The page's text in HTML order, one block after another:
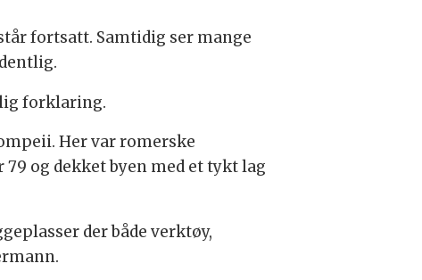
fortsatt. Samtidig ser mange
forklaring.
Her var romerske
og dekket byen med et tykt lag
der både verktøy,